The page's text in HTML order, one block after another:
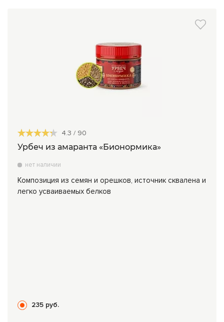
4.3 / 90
Урбеч из амаранта «Бионормика»
нет наличии
Композиция из семян и орешков, источник сквалена и
легко усваиваемых белков
235 руб.